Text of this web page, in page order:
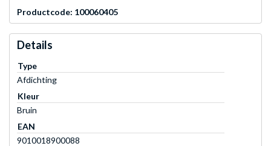
Productcode: 100060405
Details
Type
Afdichting
Kleur
Bruin
EAN
9010018900088